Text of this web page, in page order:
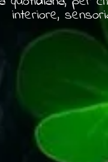
interiore,